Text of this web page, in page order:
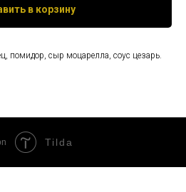
в корзину
помидор, сыр моцарелла, соус цезарь.
Tilda